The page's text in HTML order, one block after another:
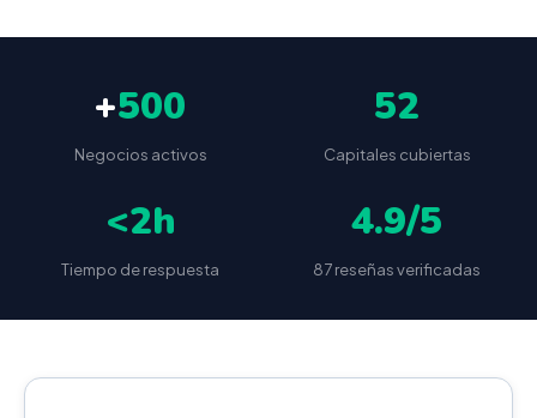
+500
Negocios activos
52
Capitales cubiertas
<2h
Tiempo de respuesta
4.9/5
87 reseñas verificadas